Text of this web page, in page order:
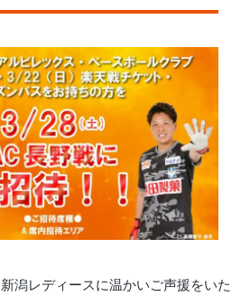
潟レディースに温かいご声援をいた